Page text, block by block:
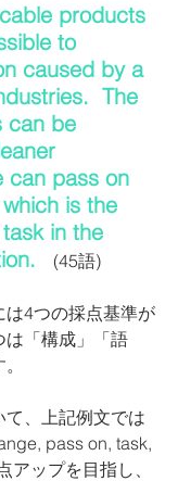
products
to
caused by a
The
can be
can pass on
is the
in the
    (45語)
4つの採点基準が
は「構成」「語
て、上記例文では
pass on, task,
アップを目指し、